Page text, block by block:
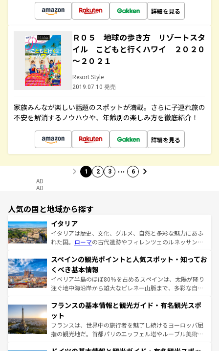
詳細を見る
Ｒ０５ 地球の歩き方 リゾートスタ
イル こどもと行くハワイ ２０２０
～２０２１
Resort Style
2019.07.10 発売
家族みんなが楽しい話題のスポットが満載。さらに子連れ旅の
不安を解消するノウハウや、年齢別の楽しみ方を徹底紹介！
詳細を見る
1 2 3 … 6
AD
AD
人気の国と地域から探す
イタリア
イタリアは歴史、文化、グルメ、自然と多彩な魅力にあふ
れた国。 ローマの古代遺跡やフィレンツェのルネッサンス
ろん、トスカーナの美しい田園風景やアマルフィ海岸の絶
景など、自然景観も見逃せない。観光の合間には、本場の
ピザやパスタなど、絶品のイタリア料理を堪能することも
できる。朝目覚めてから夜眠るまで、すべての瞬間を楽し
なお、新着のイタリア情報はコンテンツ一覧を参照してほ
しい。
スペインの観光ポイントと人気スポット・知ってお
くべき基本情報
イベリア半島のほぼ80％を占めるスペインは、太陽が降り
注ぐ地中海沿岸から雄大なピレネー山脈まで、多彩な自然
文化が根付くこの国では、情熱的なフラメンコ、熱気あふ
れる闘牛、そして美味しいタパスが生活の一部となってい
る。首都マドリードの洗練された雰囲気や、バルセロナの
アートに溢れた街角から、地方では古代ローマ遺跡や中世
せる。地方によって風土や気候が異なるスペインはその個
フランスの基本情報と観光ガイド・有名観光スポ
ット
フランスは、世界中の旅行者を魅了し続けるヨーロッパ屈
指の観光地だ。首都パリのエッフェル塔やルーブル美術館